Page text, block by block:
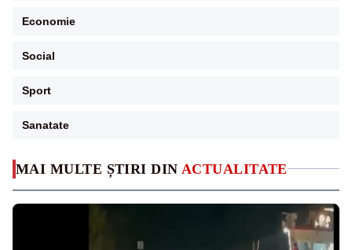
MAI MULTE ȘTIRI DIN ACTUALITATE
Economie
Social
Sport
Sanatate